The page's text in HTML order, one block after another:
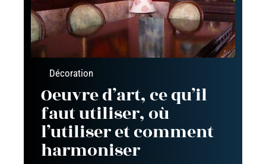
Décoration
Oeuvre d’art, ce qu’il
faut utiliser, où
l’utiliser et comment
harmoniser